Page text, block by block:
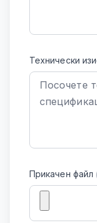
Технически
Прикачен файл